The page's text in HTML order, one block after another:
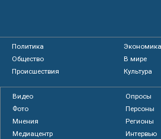
Политика
Экономика
Общество
В мире
Происшествия
Культура
Видео
Опросы
Фото
Персоны
Мнения
Регионы
Медиацентр
Интервью